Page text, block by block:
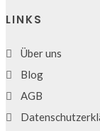
LINKS
Über uns
Blog
AGB